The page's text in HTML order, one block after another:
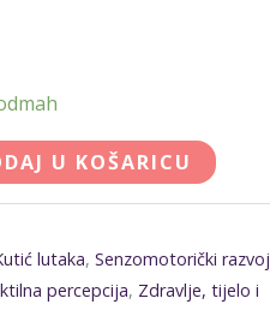
U KOŠARICU
lutaka,Senzomotorički razvoj
percepcija, Zdravlje, tijelo i